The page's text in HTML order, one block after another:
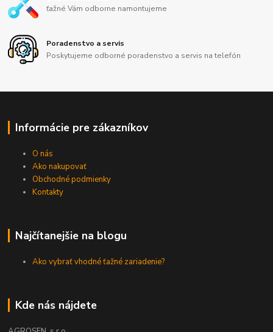
ťažné Vám odborne namontujeme
Poradenstvo a servis
Poskytujeme odborné poradenstvo a servis na telefón
Informácie pre zákazníkov
O nás
Ako nakupovať
Obchodné podmienky
Kontakty
Najčítanejšie na blogu
Ako vybrať vhodné ťažné zariadenie?
Kde nás nájdete